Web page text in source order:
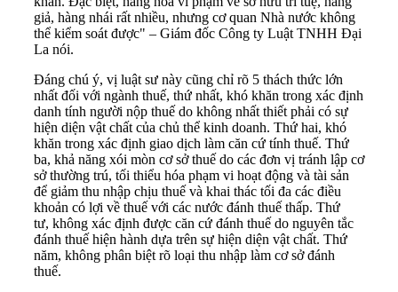
giả, hàng nhái rất nhiều, nhưng cơ quan Nhà nước không
thể kiểm soát được" – Giám đốc Công ty Luật TNHH Đại
La nói.
Đáng chú ý, vị luật sư này cũng chỉ rõ 5 thách thức lớn
nhất đối với ngành thuế, thứ nhất, khó khăn trong xác định
danh tính người nộp thuế do không nhất thiết phải có sự
hiện diện vật chất của chủ thể kinh doanh. Thứ hai, khó
khăn trong xác định giao dịch làm căn cứ tính thuế. Thứ
ba, khả năng xói mòn cơ sở thuế do các đơn vị tránh lập cơ
sở thường trú, tối thiểu hóa phạm vi hoạt động và tài sản
để giảm thu nhập chịu thuế và khai thác tối đa các điều
khoản có lợi về thuế với các nước đánh thuế thấp. Thứ
tư, không xác định được căn cứ đánh thuế do nguyên tắc
đánh thuế hiện hành dựa trên sự hiện diện vật chất. Thứ
năm, không phân biệt rõ loại thu nhập làm cơ sở đánh
thuế.